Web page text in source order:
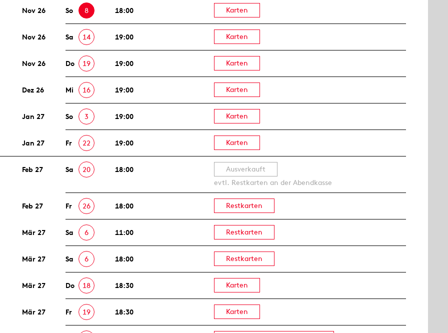
Nov 26 So 8 18:00 Karten
Nov 26 Sa 14 19:00 Karten
Nov 26 Do 19 19:00 Karten
Dez 26 Mi 16 19:00 Karten
Jan 27 So 3 19:00 Karten
Jan 27 Fr 22 19:00 Karten
Feb 27 Sa 20 18:00
Ausverkauft
evtl. Restkarten an der Abendkasse
Feb 27 Fr 26 18:00 Restkarten
Mär 27 Sa 6 11:00 Restkarten
Mär 27 Sa 6 18:00 Restkarten
Mär 27 Do 18 18:30 Karten
Mär 27 Fr 19 18:30 Karten